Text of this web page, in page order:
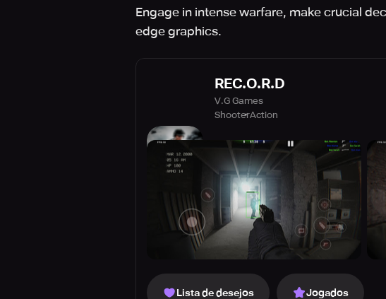
Engage in intense warfare, make crucial
edge graphics.
REC.O.R.D
V.G Games
ShooterAction
Lista de desejos Jogados